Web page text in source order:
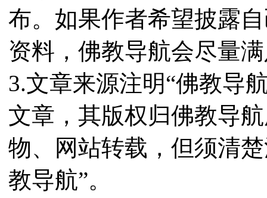
布。如果作者希望披露
资料，佛教导航会尽量
3.文章来源注明“佛教导
文章，其版权归佛教导
物、网站转载，但须清
教导航”。